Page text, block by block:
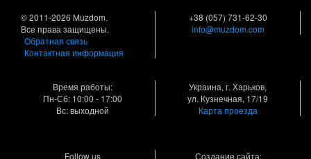
© 2011-2026 Muzdom.
Все права защищены.
Обратная связь
Контактная информация
+38 (057) 731-62-30
info@muzdom.com
Время работы:
Пн-Сб: 10:00 - 17:00
Вс: выходной
Украина, г. Харьков,
ул. Кузнечная, 17/19
Карта проезда
Follow us Создание сайта: